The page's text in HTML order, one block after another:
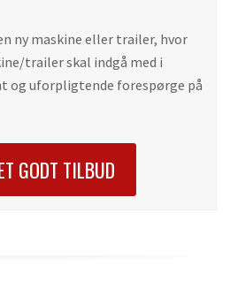
ny maskine eller trailer, hvor
trailer skal indgå med i
og uforpligtende forespørge på
GODT TILBUD